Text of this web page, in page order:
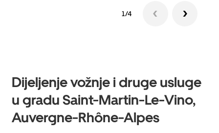
1/4
Dijeljenje vožnje i druge usluge
u gradu Saint-Martin-Le-Vino,
Auvergne-Rhône-Alpes